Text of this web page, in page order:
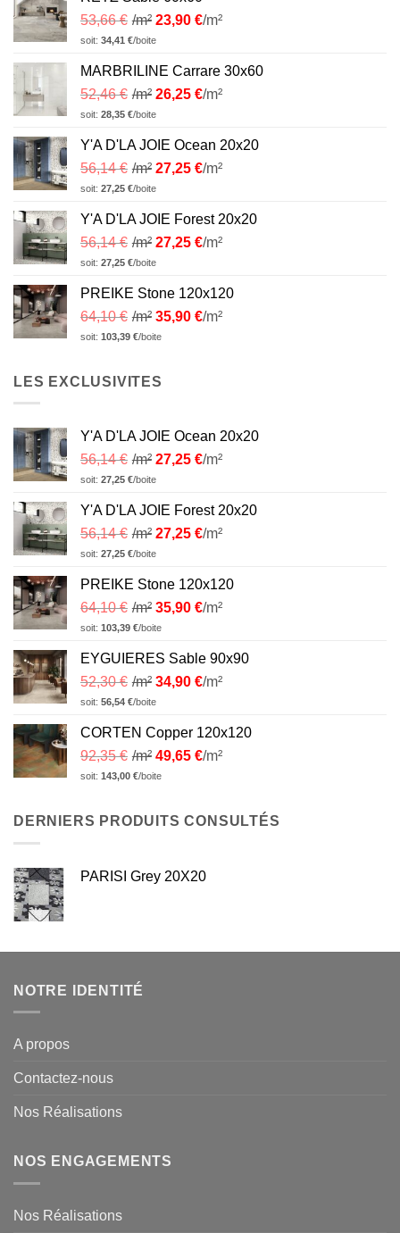
53,66€ /m² 23,90 €/m²
soit: 34,41 €/boite
MARBRILINE Carrare 30x60
52,46€ /m² 26,25 €/m²
soit: 28,35 €/boite
Y'A D'LA JOIE Ocean 20x20
56,14€ /m² 27,25 €/m²
soit: 27,25 €/boite
Y'A D'LA JOIE Forest 20x20
56,14€ /m² 27,25 €/m²
soit: 27,25 €/boite
PREIKE Stone 120x120
64,10€ /m² 35,90 €/m²
soit: 103,39 €/boite
LES EXCLUSIVITES
Y'A D'LA JOIE Ocean 20x20
56,14€ /m² 27,25 €/m²
soit: 27,25 €/boite
Y'A D'LA JOIE Forest 20x20
56,14€ /m² 27,25 €/m²
soit: 27,25 €/boite
PREIKE Stone 120x120
64,10€ /m² 35,90 €/m²
soit: 103,39 €/boite
EYGUIERES Sable 90x90
52,30€ /m² 34,90 €/m²
soit: 56,54 €/boite
CORTEN Copper 120x120
92,35€ /m² 49,65 €/m²
soit: 143,00 €/boite
DERNIERS PRODUITS CONSULTÉS
PARISI Grey 20X20
NOTRE IDENTITÉ
A propos
Contactez-nous
Nos Réalisations
NOS ENGAGEMENTS
Nos Réalisations